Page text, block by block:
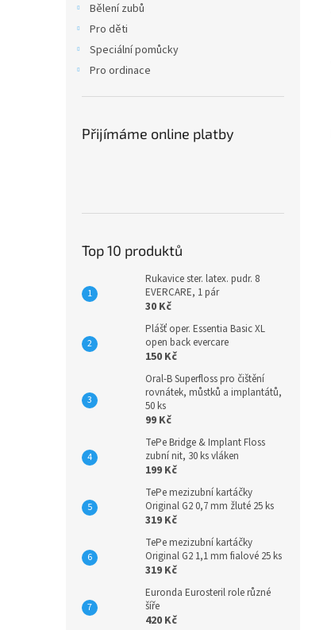
Bělení zubů
Pro děti
Speciální pomůcky
Pro ordinace
Přijímáme online platby
Top 10 produktů
Rukavice ster. latex. pudr. 8
EVERCARE, 1 pár
30 Kč
Plášť oper. Essentia Basic XL
open back evercare
150 Kč
Oral-B Superfloss pro čištění
rovnátek, můstků a implantátů,
50 ks
99 Kč
TePe Bridge & Implant Floss
zubní nit, 30 ks vláken
199 Kč
TePe mezizubní kartáčky
Original G2 0,7 mm žluté 25 ks
319 Kč
TePe mezizubní kartáčky
Original G2 1,1 mm fialové 25 ks
319 Kč
Euronda Eurosteril role různé
šíře
420 Kč